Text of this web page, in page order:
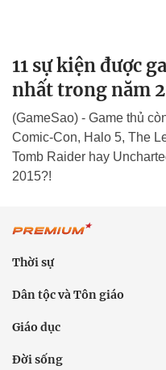
11 sự kiện được
nhất trong năm
(GameSao) - Game thủ
Comic-Con, Halo 5, The
Tomb Raider hay
2015?!
Thời sự
Dân tộc và Tôn giáo
Giáo dục
Đời sống